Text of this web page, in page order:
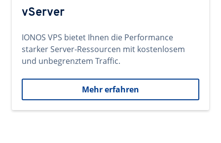
vServer
IONOS VPS bietet Ihnen die Performance
starker Server-Ressourcen mit kostenlosem
und unbegrenztem Traffic.
Mehr erfahren